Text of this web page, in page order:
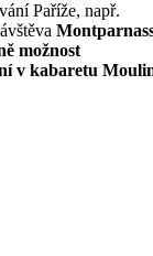
Paříže, např.
možnost
v kabaretu